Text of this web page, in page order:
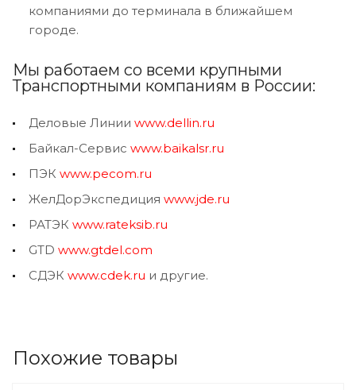
компаниями до терминала в ближайшем
городе.
Мы работаем со всеми крупными
Транспортными компаниям в России:
Деловые Линии www.dellin.ru
Байкал-Сервис www.baikalsr.ru
ПЭК www.pecom.ru
ЖелДорЭкспедиция www.jde.ru
РАТЭК www.rateksib.ru
GTD www.gtdel.com
СДЭК www.cdek.ru и другие.
Похожие товары